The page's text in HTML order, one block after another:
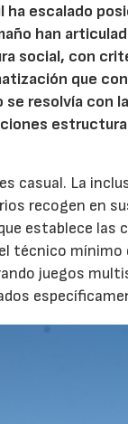
ha escalado
han
social, con
que
se resolvía con
casual. La
recogen en
establece las
técnico
juegos